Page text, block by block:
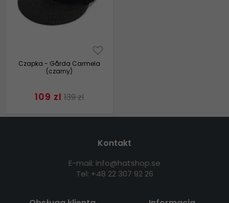
Czapka - Gårda Carmela
(czarny)
109 zl 139 zl
Kontakt
E-mail: info@hatshop.se
Tel: +48 22 307 92 26